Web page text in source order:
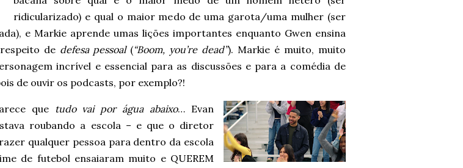
ridicularizado) e qual o maior medo de uma garota/uma mulher (ser
e Markie aprende umas lições importantes enquanto Gwen ensina
de defesa pessoal(“Boom, you’re dead”). Markie é muito, muito
incrível e essencial para as discussões e para a comédia de
de ouvir os podcasts, por exemplo?!
que tudo vai por água abaixo… Evan
roubando a escola – e que o diretor
qualquer pessoa para dentro da escola
de futebol ensaiaram muito e QUEREM